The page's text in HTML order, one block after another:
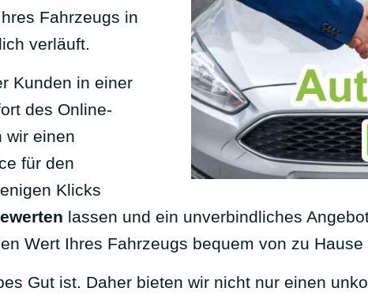
Fahrzeugs in
verläuft.
Kunden in einer
des Online-
wir einen
für den
Klicks
lassen und ein unverbindliches
Wert Ihres Fahrzeugs bequem von zu Hause
Gut ist. Daher bieten wir nicht nur einen